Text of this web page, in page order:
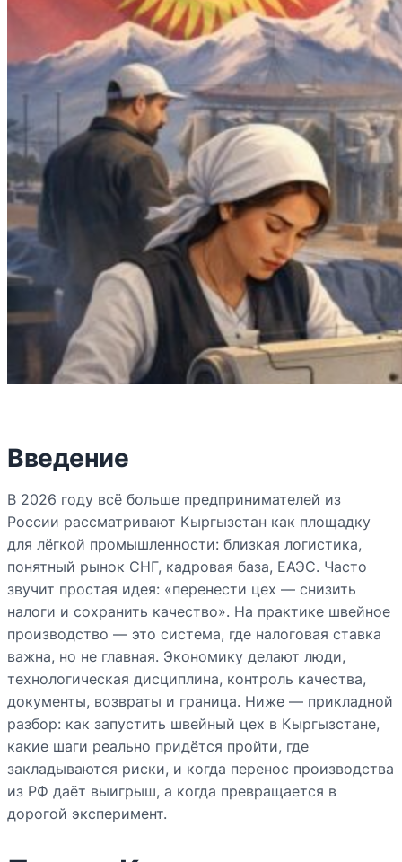
Введение
В 2026 году всё больше предпринимателей из
России рассматривают Кыргызстан как площадку
для лёгкой промышленности: близкая логистика,
понятный рынок СНГ, кадровая база, ЕАЭС. Часто
звучит простая идея: «перенести цех — снизить
налоги и сохранить качество». На практике швейное
производство — это система, где налоговая ставка
важна, но не главная. Экономику делают люди,
технологическая дисциплина, контроль качества,
документы, возвраты и граница. Ниже — прикладной
разбор: как запустить швейный цех в Кыргызстане,
какие шаги реально придётся пройти, где
закладываются риски, и когда перенос производства
из РФ даёт выигрыш, а когда превращается в
дорогой эксперимент.